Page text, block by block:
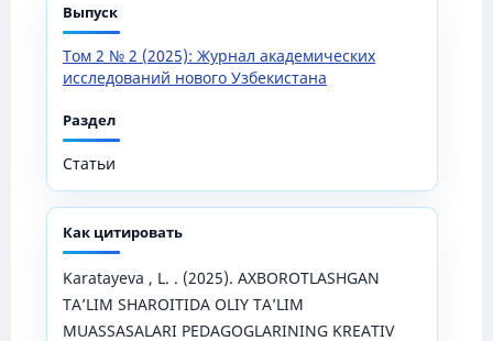
Выпуск
Том 2 № 2 (2025): Журнал академических
исследований нового Узбекистана
Раздел
Статьи
Как цитировать
Karatayeva , L. . (2025). AXBOROTLASHGAN
TA’LIM SHAROITIDA OLIY TA’LIM
MUASSASALARI PEDAGOGLARINING KREATIV